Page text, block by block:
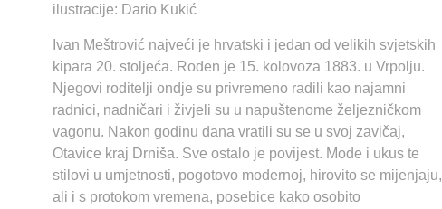
ilustracije: Dario Kukić
Ivan Meštrović najveći je hrvatski i jedan od velikih svjetskih
kipara 20. stoljeća. Rođen je 15. kolovoza 1883. u Vrpolju.
Njegovi roditelji ondje su privremeno radili kao najamni
radnici, nadničari i živjeli su u napuštenome željezničkom
vagonu. Nakon godinu dana vratili su se u svoj zavičaj,
Otavice kraj Drniša. Sve ostalo je povijest. Mode i ukus te
stilovi u umjetnosti, pogotovo modernoj, hirovito se mijenjaju,
ali i s protokom vremena, posebice kako osobito